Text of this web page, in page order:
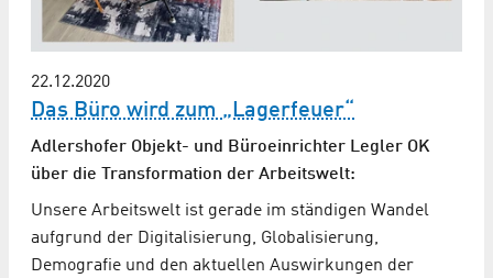
22.12.2020
Das Büro wird zum „Lagerfeuer“
Adlershofer Objekt- und Büroeinrichter Legler OK
über die Transformation der Arbeitswelt:
Unsere Arbeitswelt ist gerade im ständigen Wandel
aufgrund der Digitalisierung, Globalisierung,
Demografie und den aktuellen Auswirkungen der